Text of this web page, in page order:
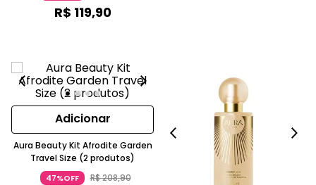
R$ 119,90
Adicionar
Aura Beauty Kit Afrodite Garden
Travel Size (2 produtos)
47%OFF R$208,90